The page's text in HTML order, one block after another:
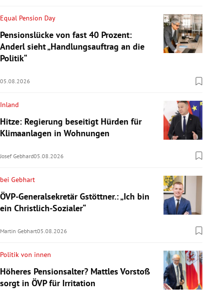
Equal Pension Day
Pensionslücke von fast 40 Prozent:
Anderl sieht „Handlungsauftrag an die
Politik“
05.08.2026
Inland
Hitze: Regierung beseitigt Hürden für
Klimaanlagen in Wohnungen
Josef Gebhard05.08.2026
bei Gebhart
ÖVP-Generalsekretär Gstöttner.: „Ich bin
ein Christlich-Sozialer“
Martin Gebhart05.08.2026
Politik von innen
Höheres Pensionsalter? Mattles Vorstoß
sorgt in ÖVP für Irritation